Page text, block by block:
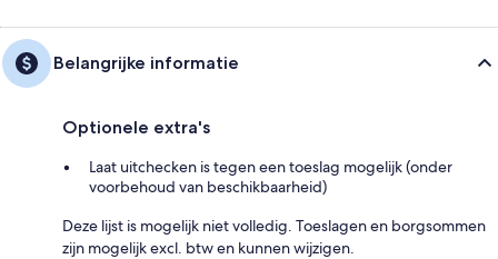
Belangrijke informatie
Optionele extra's
Laat uitchecken is tegen een toeslag mogelijk (onder
voorbehoud van beschikbaarheid)
Deze lijst is mogelijk niet volledig. Toeslagen en borgsommen
zijn mogelijk excl. btw en kunnen wijzigen.